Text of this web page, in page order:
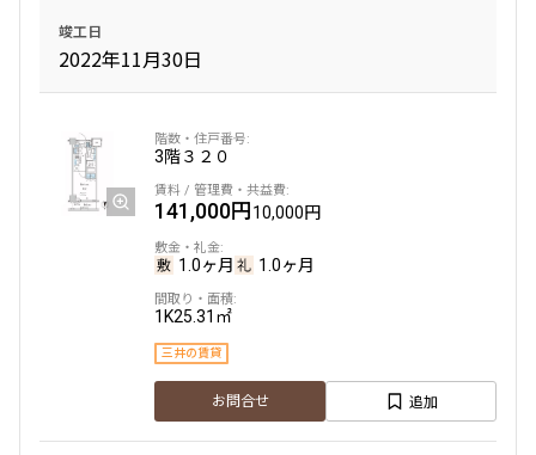
1.0ヶ月
三井の賃貸
お問合せ
竣工日
2022年11月30日
3階３２０
141,000円10,000円
1.0ヶ月 1.0ヶ月
1K25.31㎡
三井の賃貸
お問合せ 追加